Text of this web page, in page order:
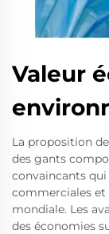
Valeur
La proposition
des gants
convaincants
commerciales
mondiale. Les
des économies